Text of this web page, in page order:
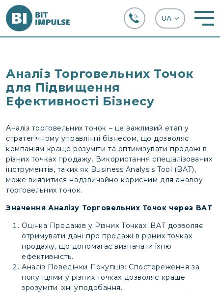
Аналіз Торговельних Точок
для Підвищення
Ефективності Бізнесу
Аналіз торговельних точок – це важливий етап у
стратегічному управлінні бізнесом, що дозволяє
компаніям краще розуміти та оптимізувати продажі в
різних точках продажу. Використання спеціалізованих
інструментів, таких як Business Analysis Tool (BAT),
може виявитися надзвичайно корисним для аналізу
торговельних точок.
Значення Аналізу Торговельних Точок через BAT
Оцінка Продажів у Різних Точках: BAT дозволяє
отримувати дані про продажі в різних точках
продажу, що допомагає визначати їхню
ефективність.
Аналіз Поведінки Покупців: Спостереження за
покупцями у різних точках дозволяє краще
зрозуміти їхні уподобання.